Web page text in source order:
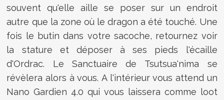
souvent qu'elle aille se poser sur un endroit
autre que la zone où le dragon a été touché. Une
fois le butin dans votre sacoche, retournez voir
la stature et déposer à ses pieds l'écaille
d'Ordrac. Le Sanctuaire de Tsutsua'nima se
révèlera alors à vous. A l'intérieur vous attend un
Nano Gardien 4.0 qui vous laissera comme loot